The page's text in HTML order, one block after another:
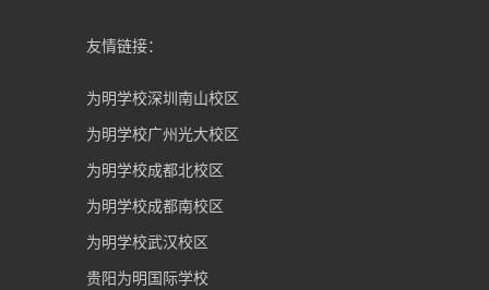
友情链接：
为明学校深圳南山校区
为明学校广州光大校区
为明学校成都北校区
为明学校成都南校区
为明学校武汉校区
贵阳为明国际学校